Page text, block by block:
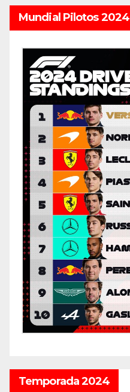
Mundial Pilotos 2024
Temporada 2024